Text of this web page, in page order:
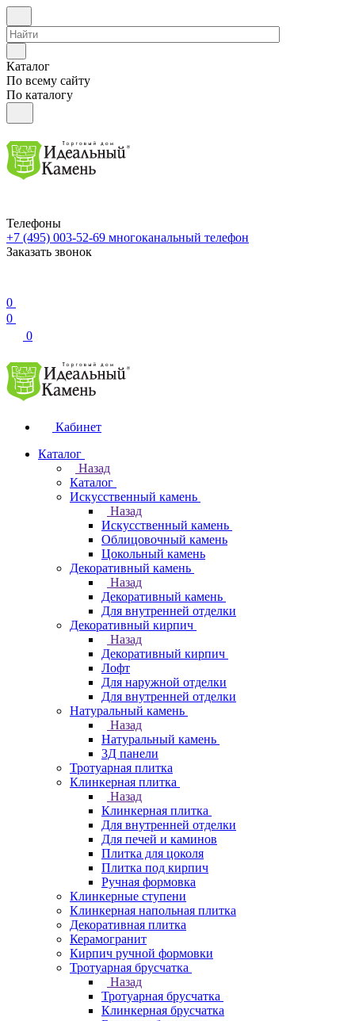
Каталог
По всему сайту
По каталогу
Телефоны
+7 (495) 003-52-69 многоканальный телефон
Заказать звонок
0
0
0
Кабинет
Каталог
Назад
Каталог
Искусственный камень
Назад
Искусственный камень
Облицовочный камень
Цокольный камень
Декоративный камень
Назад
Декоративный камень
Для внутренней отделки
Декоративный кирпич
Назад
Декоративный кирпич
Лофт
Для наружной отделки
Для внутренней отделки
Натуральный камень
Назад
Натуральный камень
3Д панели
Тротуарная плитка
Клинкерная плитка
Назад
Клинкерная плитка
Для внутренней отделки
Для печей и каминов
Плитка для цоколя
Плитка под кирпич
Ручная формовка
Клинкерные ступени
Клинкерная напольная плитка
Декоративная плитка
Керамогранит
Кирпич ручной формовки
Тротуарная брусчатка
Назад
Тротуарная брусчатка
Клинкерная брусчатка